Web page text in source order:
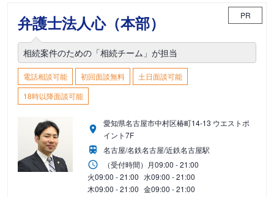
弁護士法人心（本部） PR
相続案件のための「相続チーム」が担当
電話相談可能 初回面談無料
土日面談可能
18時以降面談可能
愛知県名古屋市中村区椿町14-13 ウエストポ
イント7F
名古屋/名鉄名古屋/近鉄名古屋駅
（受付時間） 月09:00 - 21:00
火09:00 - 21:00 水09:00 - 21:00
木09:00 - 21:00 金09:00 - 21:00